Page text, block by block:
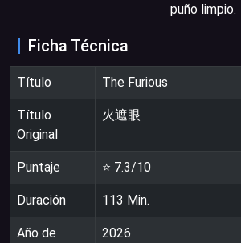
puño limpio.
Ficha Técnica
Título The Furious
Título
Original
火遮眼
Puntaje ⭐ 7.3/10
Duración 113 Min.
Año de
2026